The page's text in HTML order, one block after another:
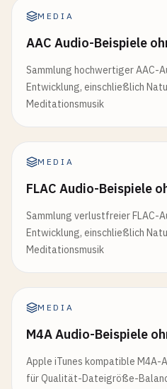
MEDIA
AAC Audio-Beispiele
Sammlung hochwertiger AAC-
Entwicklung, einschließlich
Meditationsmusik
MEDIA
FLAC Audio-Beispiele
Sammlung verlustfreier FLAC-
Entwicklung, einschließlich
Meditationsmusik
MEDIA
M4A Audio-Beispiele
Apple iTunes kompatible
für Qualität-Dateigröße-